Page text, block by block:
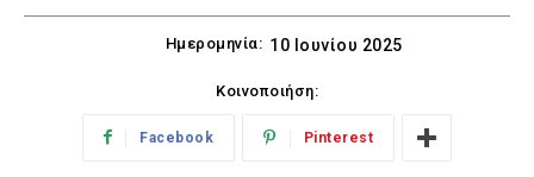
Ημερομηνία: 10 Ιουνίου 2025
Κοινοποιήση:
Facebook Pinterest